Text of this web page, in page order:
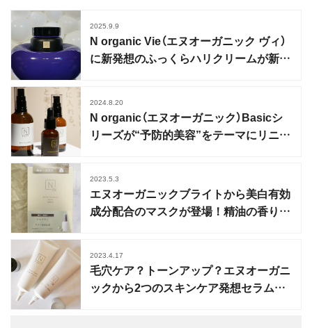
2025.9.9
N organic Vie（エヌオーガニック ヴィ）
に新発想のふっくらハリクリームが新登
2024.8.20
N organic（エヌオーガニック）Basicシ
リーズが“予防的美容”をテーマにリニュ
2023.5.3
エヌオーガニックブライトから美白有効
成分配合のマスクが登場！精油の香りに
2023.4.17
毛穴ケア？トーンアップ？エヌオーガニ
ックから2つのスキンケア発想セラムUV